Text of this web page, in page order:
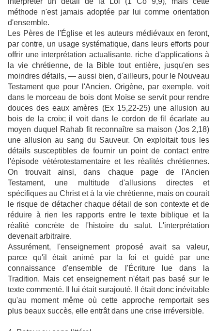
méthode n'est jamais adoptée par lui comme orientation
d'ensemble.
Les Pères de l'Église et les auteurs médiévaux en feront,
par contre, un usage systématique, dans leurs efforts pour
offrir une interprétation actualisante, riche d'applications à
la vie chrétienne, de la Bible tout entière, jusqu'en ses
moindres détails, — aussi bien, d'ailleurs, pour le Nouveau
Testament que pour l'Ancien. Origène, par exemple, voit
dans le morceau de bois dont Moïse se servit pour rendre
douces des eaux amères (Ex 15,22-25) une allusion au
bois de la croix; il voit dans le cordon de fil écarlate au
moyen duquel Rahab fit reconnaître sa maison (Jos 2,18)
une allusion au sang du Sauveur. On exploitait tous les
détails susceptibles de fournir un point de contact entre
l'épisode vétérotestamentaire et les réalités chrétiennes.
On trouvait ainsi, dans chaque page de l'Ancien
Testament, une multitude d'allusions directes et
spécifiques au Christ et à la vie chrétienne, mais on courait
le risque de détacher chaque détail de son contexte et de
réduire à rien les rapports entre le texte biblique et la
réalité concrète de l'histoire du salut. L'interprétation
devenait arbitraire.
Assurément, l'enseignement proposé avait sa valeur,
parce qu'il était animé par la foi et guidé par une
connaissance d'ensemble de l'Écriture lue dans la
Tradition. Mais cet enseignement n'était pas basé sur le
texte commenté. Il lui était surajouté. Il était donc inévitable
qu'au moment même où cette approche remportait ses
plus beaux succès, elle entrât dans une crise irréversible.